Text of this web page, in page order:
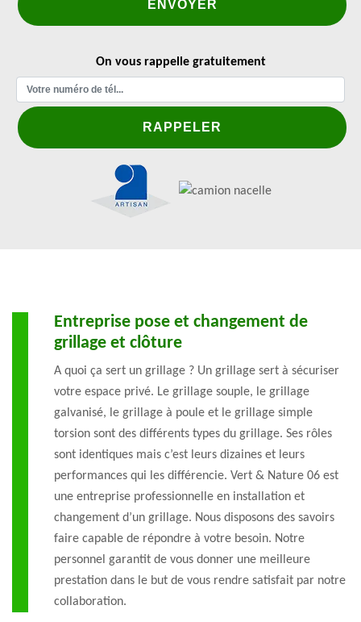
On vous rappelle gratuitement
Entreprise pose et changement de
grillage et clôture
A quoi ça sert un grillage ? Un grillage sert à sécuriser
votre espace privé. Le grillage souple, le grillage
galvanisé, le grillage à poule et le grillage simple
torsion sont des différents types du grillage. Ses rôles
sont identiques mais c’est leurs dizaines et leurs
performances qui les différencie. Vert & Nature 06 est
une entreprise professionnelle en installation et
changement d’un grillage. Nous disposons des savoirs
faire capable de répondre à votre besoin. Notre
personnel garantit de vous donner une meilleure
prestation dans le but de vous rendre satisfait par notre
collaboration.